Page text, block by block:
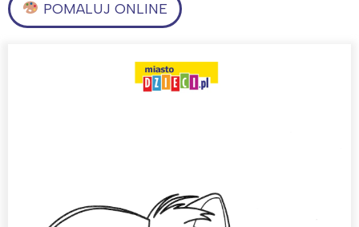
POMALUJ ONLINE